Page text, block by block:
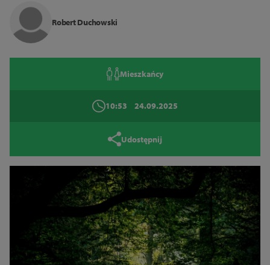
Robert Duchowski
Mieszkańcy
10:53 24.09.2025
Udostępnij